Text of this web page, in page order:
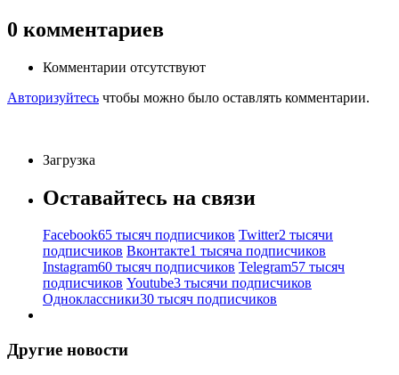
0 комментариев
Комментарии отсутствуют
Авторизуйтесь чтобы можно было оставлять комментарии.
Загрузка
Оставайтесь на связи
Facebook65 тысяч подписчиков Twitter2 тысячи
подписчиков Вконтакте1 тысяча подписчиков
Instagram60 тысяч подписчиков Telegram57 тысяч
подписчиков Youtube3 тысячи подписчиков
Одноклассники30 тысяч подписчиков
Другие новости